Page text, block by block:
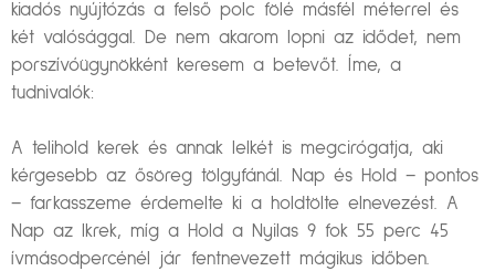
kiadós nyújtózás a felső polc fölé másfél méterrel és
két valósággal. De nem akarom lopni az idődet, nem
porszívóügynökként keresem a betevőt. Íme, a
tudnivalók:
A telihold kerek és annak lelkét is megcirógatja, aki
kérgesebb az ősöreg tölgyfánál. Nap és Hold – pontos
– farkasszeme érdemelte ki a holdtölte elnevezést. A
Nap az Ikrek, míg a Hold a Nyilas 9 fok 55 perc 45
ívmásodpercénél jár fentnevezett mágikus időben.